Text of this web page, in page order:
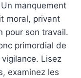
manquement
moral, privant
pour son travail.
primordial de
Lisez
examinez les